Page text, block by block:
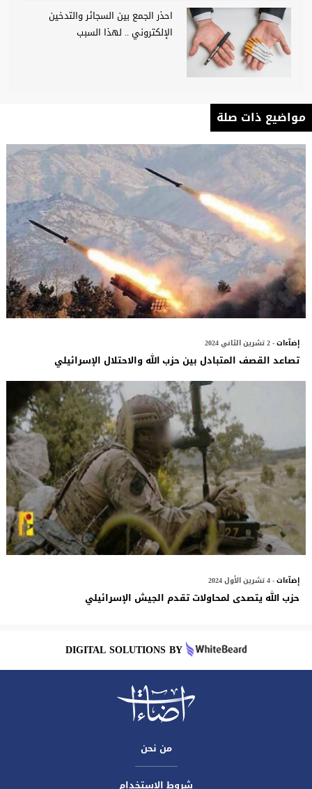
احذر الجمع بين السجائر والتدخين
الإلكتروني .. لهذا السبب
مواضيع ذات صلة
إضآءات- 2 تشرين الثاني 2024
تصاعد القصف المتبادل بين حزب الله والاحتلال الإسرائيلي
إضآءات- 4 تشرين الأول 2024
حزب الله يتصدى لمحاولات تقدم الجيش الإسرائيلي
DIGITAL SOLUTIONS BY
من نحن
شروط الاستخدام